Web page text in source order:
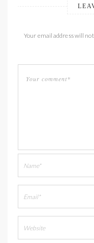
Your email address will